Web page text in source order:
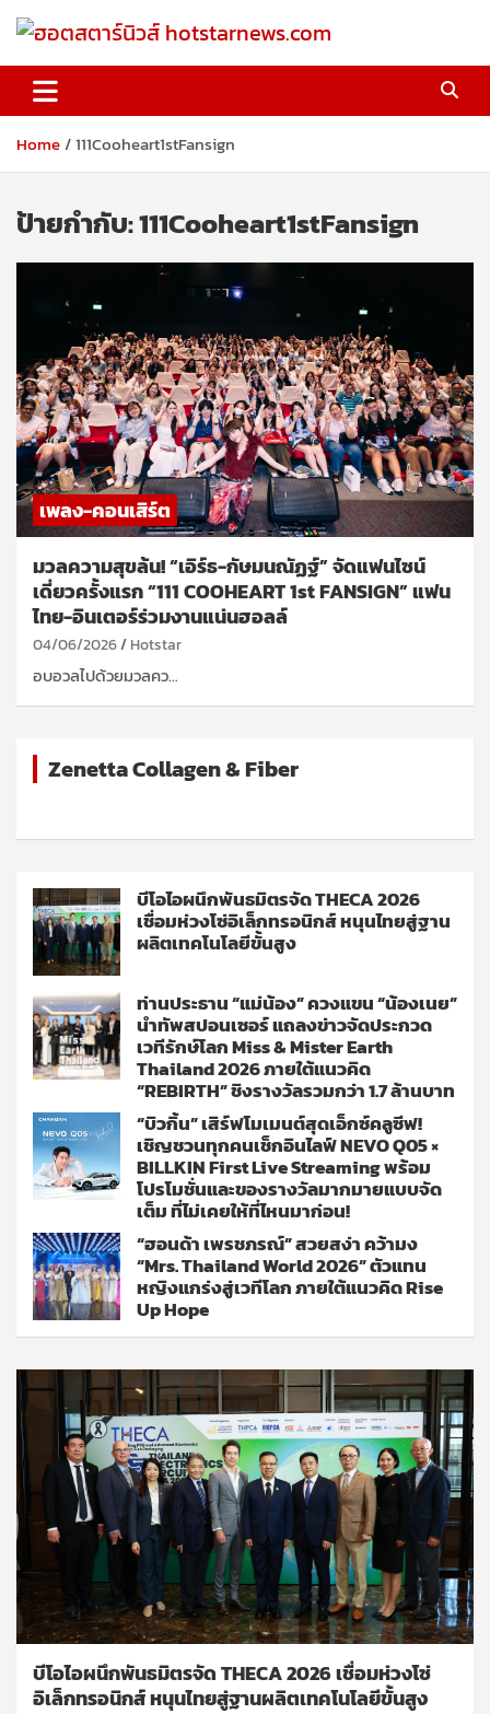
ฮอตสตาร์นิวส์ hotstarnews.com
Home 111Cooheart1stFansign
ป้ายกำกับ:111Cooheart1stFansign
เพลง-คอนเสิร์ต
มวลความสุขล้น! “เอิร์ธ-กัษมนณัฏฐ์” จัดแฟนไซน์
เดี่ยวครั้งแรก “111 COOHEART 1st FANSIGN” แฟน
ไทย-อินเตอร์ร่วมงานแน่นฮอลล์
04/06/2026 Hotstar
อบอวลไปด้วยมวลคว…
Zenetta Collagen & Fiber
บีโอไอผนึกพันธมิตรจัด THECA 2026
เชื่อมห่วงโซ่อิเล็กทรอนิกส์ หนุนไทยสู่ฐาน
ผลิตเทคโนโลยีขั้นสูง
ท่านประธาน “แม่น้อง” ควงแขน “น้องเนย”
นำทัพสปอนเซอร์ แถลงข่าวจัดประกวด
เวทีรักษ์โลก Miss & Mister Earth
Thailand 2026 ภายใต้แนวคิด
“REBIRTH” ชิงรางวัลรวมกว่า 1.7 ล้านบาท
“บิวกิ้น” เสิร์ฟโมเมนต์สุดเอ็กซ์คลูซีฟ!
เชิญชวนทุกคนเช็กอินไลฟ์ NEVO Q05 ×
BILLKIN First Live Streaming พร้อม
โปรโมชั่นและของรางวัลมากมายแบบจัด
เต็ม ที่ไม่เคยให้ที่ไหนมาก่อน!
“ฮอนด้า เพรชภรณ์” สวยสง่า คว้ามง
“Mrs. Thailand World 2026” ตัวแทน
หญิงแกร่งสู่เวทีโลก ภายใต้แนวคิด Rise
Up Hope
บีโอไอผนึกพันธมิตรจัด THECA 2026 เชื่อมห่วงโซ่
อิเล็กทรอนิกส์ หนุนไทยสู่ฐานผลิตเทคโนโลยีขั้นสูง